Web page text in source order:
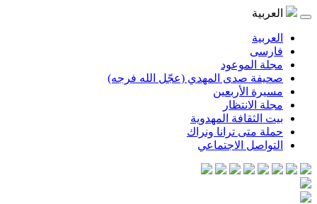
المهدي (عجّل الله فرجه)
المهدوية
ترانا ونراك
الاجتماعي